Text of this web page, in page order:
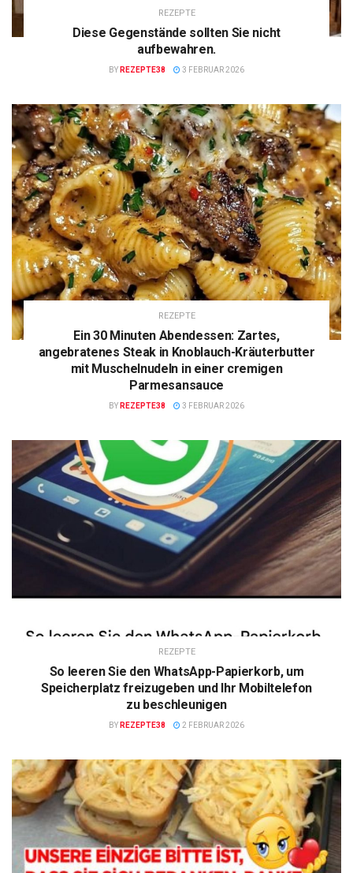
REZEPTE
Diese Gegenstände sollten Sie nicht
aufbewahren.
BY REZEPTE38 3 FEBRUAR 2026
REZEPTE
Ein 30 Minuten Abendessen: Zartes,
angebratenes Steak in Knoblauch-Kräuterbutter
mit Muschelnudeln in einer cremigen
Parmesansauce
BY REZEPTE38 3 FEBRUAR 2026
REZEPTE
So leeren Sie den WhatsApp-Papierkorb, um
Speicherplatz freizugeben und Ihr Mobiltelefon
zu beschleunigen
BY REZEPTE38 2 FEBRUAR 2026